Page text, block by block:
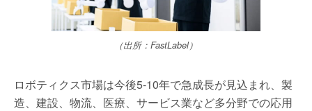
（出所：FastLabel）
ロボティクス市場は今後5-10年で急成長が見込まれ、製
造、建設、物流、医療、サービス業など多分野での応用